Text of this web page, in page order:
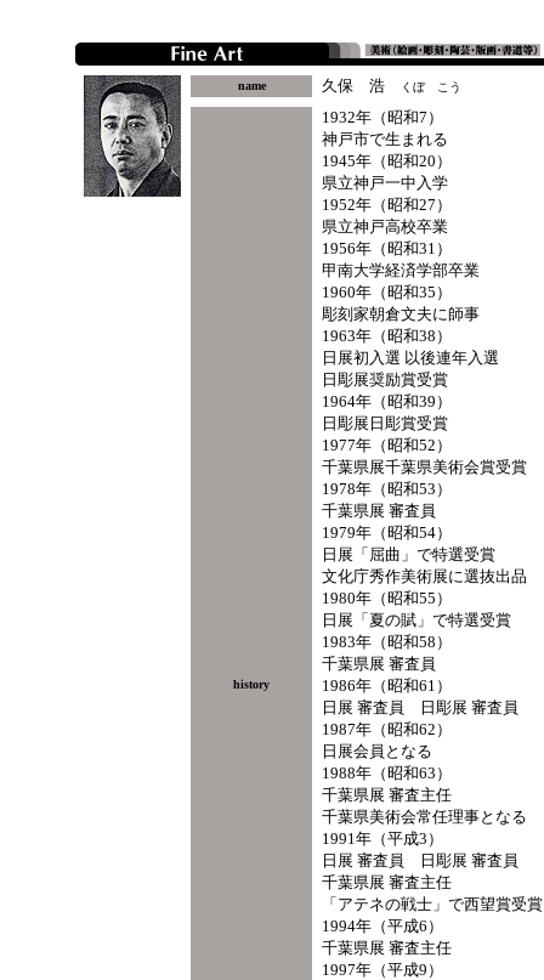
name 久保 浩 くぼ こう
history
1932年（昭和7）
神戸市で生まれる
1945年（昭和20）
県立神戸一中入学
1952年（昭和27）
県立神戸高校卒業
1956年（昭和31）
甲南大学経済学部卒業
1960年（昭和35）
彫刻家朝倉文夫に師事
1963年（昭和38）
日展初入選 以後連年入選
日彫展奨励賞受賞
1964年（昭和39）
日彫展日彫賞受賞
1977年（昭和52）
千葉県展千葉県美術会賞受賞
1978年（昭和53）
千葉県展 審査員
1979年（昭和54）
日展「屈曲」で特選受賞
文化庁秀作美術展に選抜出品
1980年（昭和55）
日展「夏の賦」で特選受賞
1983年（昭和58）
千葉県展 審査員
1986年（昭和61）
日展 審査員 日彫展 審査員
1987年（昭和62）
日展会員となる
1988年（昭和63）
千葉県展 審査主任
千葉県美術会常任理事となる
1991年（平成3）
日展 審査員 日彫展 審査員
千葉県展 審査主任
「アテネの戦士」で西望賞受賞
1994年（平成6）
千葉県展 審査主任
1997年（平成9）